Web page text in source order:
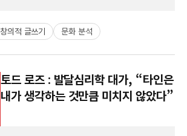
창의적 글쓰기 문화 분석
토드 로즈 : 발달심리학 대가, “타인은
내가 생각하는 것만큼 미치지 않았다”